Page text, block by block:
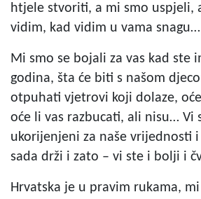
htjele stvoriti, a mi smo uspjeli,
vidim, kad vidim u vama snagu…
Mi smo se bojali za vas kad ste
godina, šta će biti s našom
otpuhati vjetrovi koji dolaze,
oće li vas razbucati, ali nisu… Vi
ukorijenjeni za naše vrijednosti
sada drži i zato – vi ste i bolji i
Hrvatska je u pravim rukama,